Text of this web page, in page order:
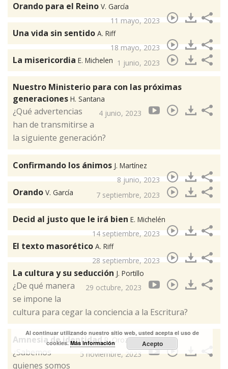
Orando para el Reino V. García
11 mayo, 2023
Una vida sin sentido A. Riff
18 mayo, 2023
La misericordia E. Michelen 1 junio, 2023
Nuestro Ministerio para con las próximas
generaciones H. Santana
4 junio, 2023
¿Qué advertencias
han de transmitirse a
la siguiente generación?
Confirmando los ánimos J. Martínez
8 junio, 2023
Orando V. García 7 septiembre, 2023
Decid al justo que le irá bien E. Michelén
14 septiembre, 2023
El texto masorético A. Riff
28 septiembre, 2023
La cultura y su seducción J. Portillo
29 octubre, 2023
¿De qué manera
se impone la
cultura para cegar la conciencia a la Escritura?
Amnesia de identidadP. Orozco
5 noviembre, 2023
¿Sabemos
quienes somos
Al continuar utilizando nuestro sitio web, usted acepta el uso de
cookies.Más información Acepto